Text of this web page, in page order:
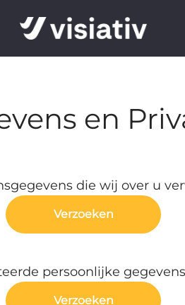
en
die wij over u
Verzoeken
persoonlijke
Verzoeken